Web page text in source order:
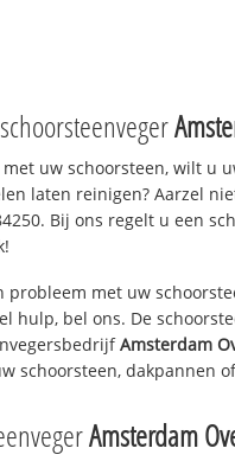
uw schoorsteen, wilt u
laten reinigen? Aarzel
Bij ons regelt u een
probleem met uw
hulp, bel ons. De
Amsterdam
schoorsteen, dakpannen
Amsterdam